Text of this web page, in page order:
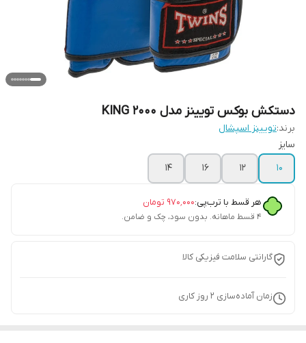
دستکش بوکس‌ تویینز مدل KING 2000
برند:تویینز اسپشال
سایز
10
12
16
14
هر قسط با ترب‌پی:۹۷۰٬۰۰۰ تومان
۴ قسط ماهانه. بدون سود، چک و ضامن.
گارانتی سلامت فیزیکی کالا
زمان آماده‌سازی 2 روز کاری